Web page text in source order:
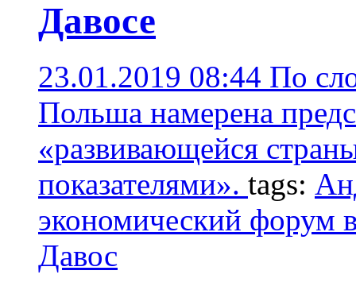
Давосе
23.01.2019 08:44 По
Польша намерена
«развивающейся
показателями». tags:
экономический форум
Давос